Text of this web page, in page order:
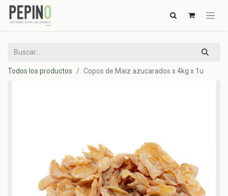
Todos los productos Copos de Maiz azucarados x 4kg x 1u